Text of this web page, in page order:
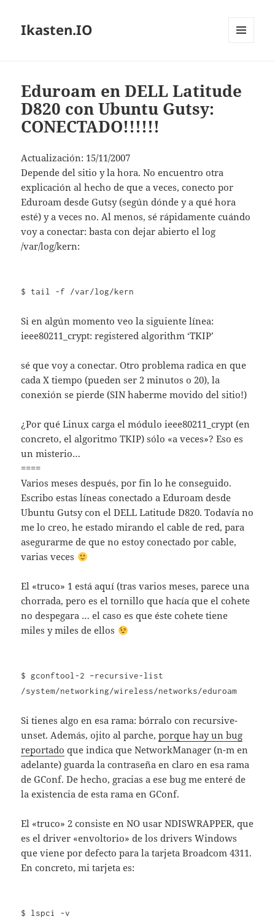
Ikasten.IO
Eduroam en DELL Latitude
D820 con Ubuntu Gutsy:
CONECTADO!!!!!!
Actualización: 15/11/2007
Depende del sitio y la hora. No encuentro otra
explicación al hecho de que a veces, conecto por
Eduroam desde Gutsy (según dónde y a qué hora
esté) y a veces no. Al menos, sé rápidamente cuándo
voy a conectar: basta con dejar abierto el log
/var/log/kern:
$ tail -f /var/log/kern
Si en algún momento veo la siguiente línea:
ieee80211_crypt: registered algorithm ‘TKIP’
sé que voy a conectar. Otro problema radica en que
cada X tiempo (pueden ser 2 minutos o 20), la
conexión se pierde (SIN haberme movido del sitio!)
¿Por qué Linux carga el módulo ieee80211_crypt (en
concreto, el algoritmo TKIP) sólo «a veces»? Eso es
un misterio…
====
Varios meses después, por fin lo he conseguido.
Escribo estas líneas conectado a Eduroam desde
Ubuntu Gutsy con el DELL Latitude D820. Todavía no
me lo creo, he estado mirando el cable de red, para
asegurarme de que no estoy conectado por cable,
varias veces
El «truco» 1 está aquí (tras varios meses, parece una
chorrada, pero es el tornillo que hacía que el cohete
no despegara … el caso es que éste cohete tiene
miles y miles de ellos
$ gconftool-2 –recursive-list
/system/networking/wireless/networks/eduroam
Si tienes algo en esa rama: bórralo con recursive-
unset. Además, ojito al parche,porque hay un bug
reportado que indica que NetworkManager (n-m en
adelante) guarda la contraseña en claro en esa rama
de GConf. De hecho, gracias a ese bug me enteré de
la existencia de esta rama en GConf.
El «truco» 2 consiste en NO usar NDISWRAPPER, que
es el driver «envoltorio» de los drivers Windows
que viene por defecto para la tarjeta Broadcom 4311.
En concreto, mi tarjeta es:
$ lspci -v